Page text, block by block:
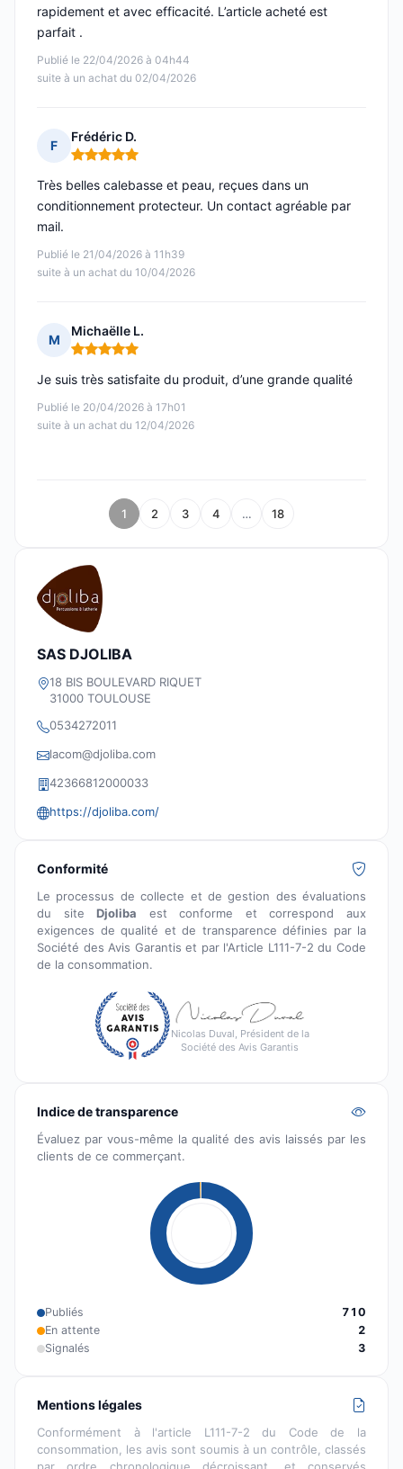
Publié le 22/04/2026 à 04h44
suite à un achat du 02/04/2026
rapidement et avec efficacité. L’article acheté est
parfait .
F
Frédéric D.
Note : 5 sur 5
Publié le 21/04/2026 à 11h39
suite à un achat du 10/04/2026
Très belles calebasse et peau, reçues dans un
conditionnement protecteur. Un contact agréable par
mail.
M
Michaëlle L.
Note : 5 sur 5
Publié le 20/04/2026 à 17h01
suite à un achat du 12/04/2026
Je suis très satisfaite du produit, d’une grande qualité
1 2 3 4 … 18
SAS DJOLIBA
18 BIS BOULEVARD RIQUET
31000 TOULOUSE
0534272011
lacom@djoliba.com
42366812000033
https://djoliba.com/
Conformité
Le processus de collecte et de gestion des évaluations
du siteDjoliba est conforme et correspond aux
exigences de qualité et de transparence définies par la
Société des Avis Garantis et par l'Article L111-7-2 du Code
de la consommation.
Nicolas Duval, Président de la
Société des Avis Garantis
Indice de transparence
Évaluez par vous-même la qualité des avis laissés par les
clients de ce commerçant.
Publiés
710
En attente
2
Signalés
3
Mentions légales
Conformément à l'article L111-7-2 du Code de la
consommation, les avis sont soumis à un contrôle, classés